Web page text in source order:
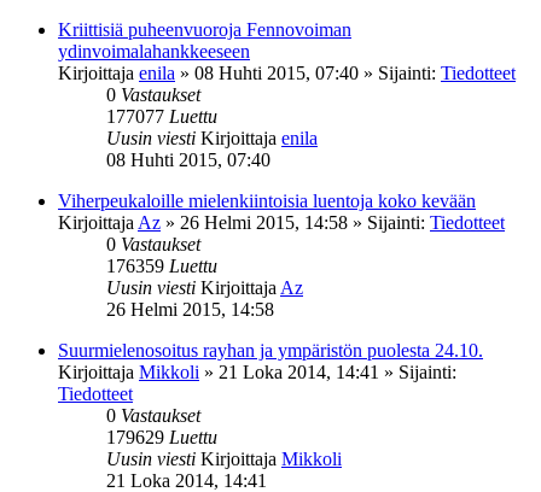
Kriittisiä puheenvuoroja Fennovoiman
ydinvoimalahankkeeseen
Kirjoittaja enila » 08 Huhti 2015, 07:40 » Sijainti: Tiedotteet
0 Vastaukset
177077 Luettu
Uusin viesti Kirjoittaja enila
08 Huhti 2015, 07:40
Viherpeukaloille mielenkiintoisia luentoja koko kevään
Kirjoittaja Az » 26 Helmi 2015, 14:58 » Sijainti: Tiedotteet
0 Vastaukset
176359 Luettu
Uusin viesti Kirjoittaja Az
26 Helmi 2015, 14:58
Suurmielenosoitus rayhan ja ympäristön puolesta 24.10.
Kirjoittaja Mikkoli » 21 Loka 2014, 14:41 » Sijainti:
Tiedotteet
0 Vastaukset
179629 Luettu
Uusin viesti Kirjoittaja Mikkoli
21 Loka 2014, 14:41